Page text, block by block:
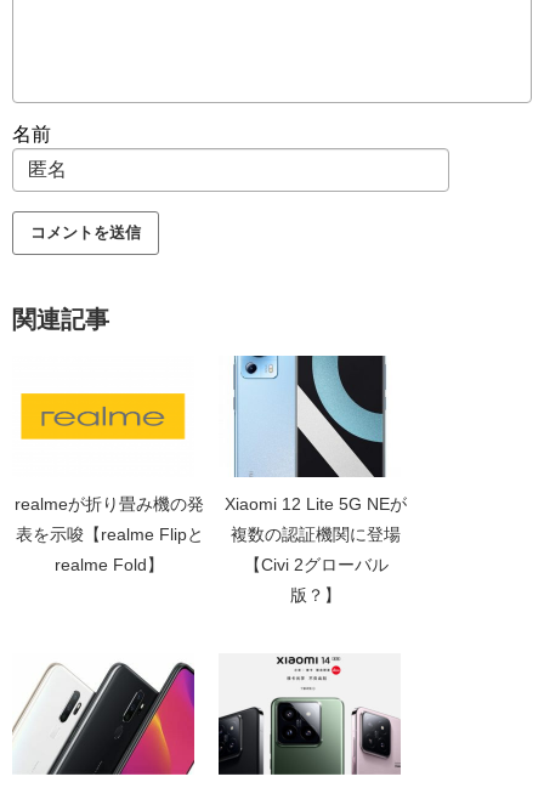
名前
関連記事
realmeが折り畳み機の発
表を示唆【realme Flipと
realme Fold】
Xiaomi 12 Lite 5G NEが
複数の認証機関に登場
【Civi 2グローバル
版？】